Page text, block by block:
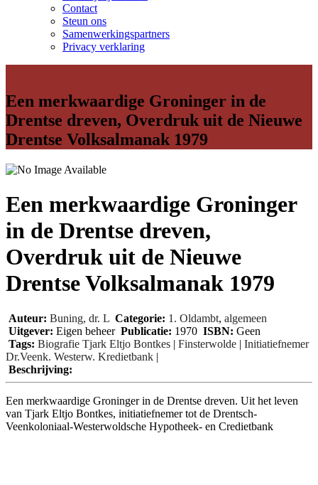
Contact
Steun ons
Samenwerkingspartners
Privacy verklaring
Een merkwaardige Groninger in de
Drentse dreven, Overdruk uit de Nieuwe
Drentse Volksalmanak 1979
Een merkwaardige Groninger
in de Drentse dreven,
Overdruk uit de Nieuwe
Drentse Volksalmanak 1979
Auteur: Buning, dr. L Categorie: 1. Oldambt, algemeen
Uitgever: Eigen beheer Publicatie: 1970 ISBN: Geen
Tags: Biografie Tjark Eltjo Bontkes | Finsterwolde | Initiatiefnemer
Dr.Veenk. Westerw. Kredietbank |
Beschrijving:
Een merkwaardige Groninger in de Drentse dreven. Uit het leven
van Tjark Eltjo Bontkes, initiatiefnemer tot de Drentsch-
Veenkoloniaal-Westerwoldsche Hypotheek- en Credietbank